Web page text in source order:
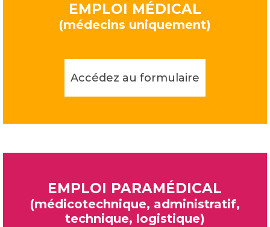
EMPLOI MÉDICAL
(médecins uniquement)
Accédez au formulaire
EMPLOI PARAMÉDICAL
(médicotechnique, administratif,
technique, logistique)